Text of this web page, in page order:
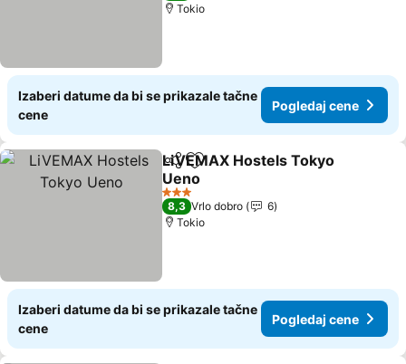
Tokio
Izaberi datume da bi se prikazale tačne
cene
Pogledaj cene
Deli Dodati u favorite
LiVEMAX Hostels Tokyo
Ueno
Pogledaj cene
3 Zvezdice
8,3 Vrlo dobro
6
Tokio
Izaberi datume da bi se prikazale tačne
cene
Pogledaj cene